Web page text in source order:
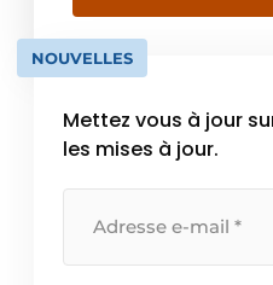
protections solaires et
Aluminium place
la responsabilité
NOUVELLES
Mettez vous à jour
les mises à jour.